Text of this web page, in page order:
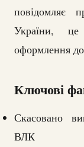
повідомляє
України, це
оформлення
Ключові
Скасовано
ВЛК